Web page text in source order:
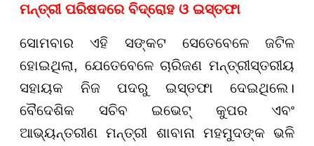
ମନ୍ତ୍ରୀ ପରିଷଦରେ ବିଦ୍ରୋହ ଓ ଇସ୍ତଫା
ସୋମବାର ଏହି ସଙ୍କଟ ସେତେବେଳେ ଜଟିଳ
ହୋଇଥିଲା, ଯେତେବେଳେ ଚାରିଜଣ ମନ୍ତ୍ରୀସ୍ତରୀୟ
ସହାୟକ ନିଜ ପଦରୁ ଇସ୍ତଫା ଦେଇଥିଲେ।
ବୈଦେଶିକ ସଚିବ ଇଭେଟ୍ କୁପର ଏବଂ
ଆଭ୍ୟନ୍ତରୀଣ ମନ୍ତ୍ରୀ ଶାବାନା ମହମୁଦଙ୍କ ଭଳି